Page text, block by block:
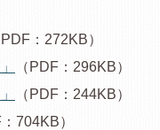
PDF：272KB）
（PDF：296KB）
（PDF：244KB）
：704KB）